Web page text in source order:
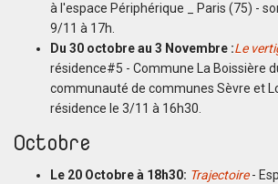
à l'espace Périphérique _ Paris (75) -
9/11 à 17h.
Du 30 octobre au 3 Novembre :Le
résidence#5 - Commune La Boissière
communauté de communes Sèvre et
résidence le 3/11 à 16h30.
Octobre
Le 20 Octobre à 18h30: Trajectoire-